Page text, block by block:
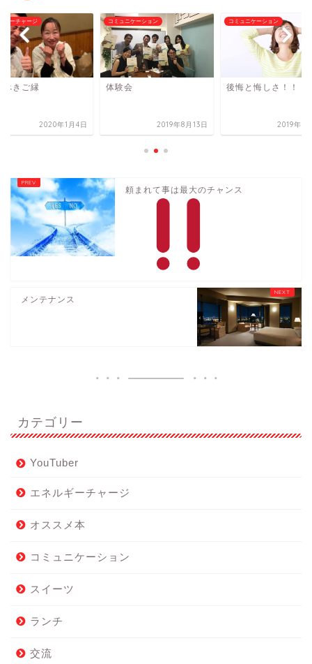
ギーチャージ
べきご縁
2020年1月4日
コミュニケーション
体験会
2019年8月13日
コミュニケーション
後悔と悔しさ！！
2019年7
頼まれて事は最大のチャンス
メンテナンス
カテゴリー
YouTuber
エネルギーチャージ
オススメ本
コミュニケーション
スイーツ
ランチ
交流